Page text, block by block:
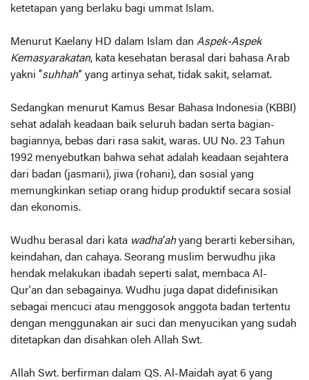
ketetapan yang berlaku bagi ummat Islam.
Menurut Kaelany HD dalam Islam dan Aspek-Aspek
Kemasyarakatan, kata kesehatan berasal dari bahasa Arab
yakni “suhhah” yang artinya sehat, tidak sakit, selamat.
Sedangkan menurut Kamus Besar Bahasa Indonesia (KBBI)
sehat adalah keadaan baik seluruh badan serta bagian-
bagiannya, bebas dari rasa sakit, waras. UU No. 23 Tahun
1992 menyebutkan bahwa sehat adalah keadaan sejahtera
dari badan (jasmani), jiwa (rohani), dan sosial yang
memungkinkan setiap orang hidup produktif secara sosial
dan ekonomis.
Wudhu berasal dari kata wadha’ahyang berarti kebersihan,
keindahan, dan cahaya. Seorang muslim berwudhu jika
hendak melakukan ibadah seperti salat, membaca Al-
Qur’an dan sebagainya. Wudhu juga dapat didefinisikan
sebagai mencuci atau menggosok anggota badan tertentu
dengan menggunakan air suci dan menyucikan yang sudah
ditetapkan dan disahkan oleh Allah Swt.
Allah Swt. berfirman dalam QS. Al-Maidah ayat 6 yang